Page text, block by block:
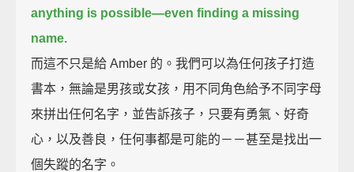
anything is possible—even finding a missing
name.
而這不只是給 Amber 的。我們可以為任何孩子打造
書本，無論是男孩或女孩，用不同角色給予不同字母
來拼出任何名字，並告訴孩子，只要有勇氣、好奇
心，以及善良，任何事都是可能的－－甚至是找出一
個失蹤的名字。